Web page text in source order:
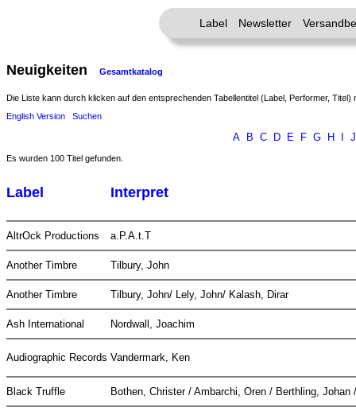
Label Newsletter
Neuigkeiten Gesamtkatalog
Die Liste kann durch klicken auf den entsprechenden Tabellentitel (Label, Performer,
English Version
Suchen
A B C D E F G H J
Es wurden 100 Titel gefunden.
Label Interpret
AltrOck Productions a.P.A.t.T
Another Timbre Tilbury, John
Another Timbre Tilbury, John/ Lely, John/ Kalash, Dirar
Ash International Nordwall, Joachim
Audiographic Records Vandermark, Ken
Black Truffle Bothen, Christer / Ambarchi, Oren / Berthling,